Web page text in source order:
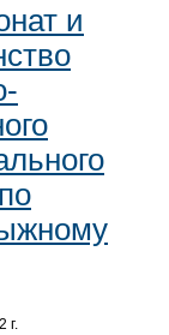
и
г.